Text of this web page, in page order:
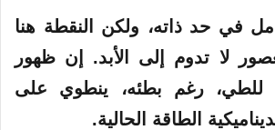
في حد ذاته، ولكن النقطة هنا
لا تدوم إلى الأبد. إن ظهور
للطي، رغم بطئه، ينطوي على
الطاقة الحالية.